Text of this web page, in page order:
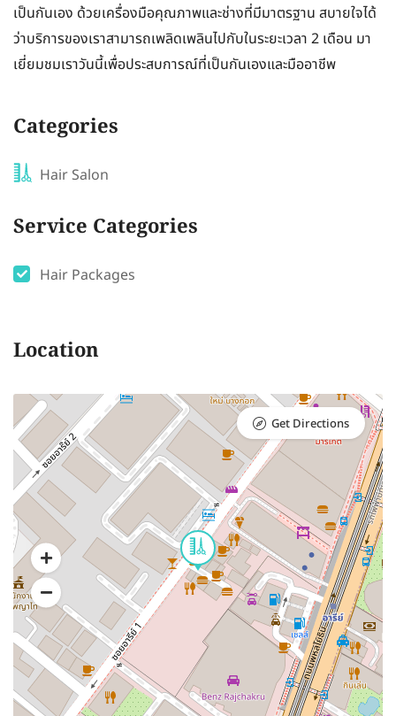
เป็นกันเอง ด้วยเครื่องมือคุณภาพและช่างที่มีมาตรฐาน สบายใจได้
ว่าบริการของเราสามารถเพลิดเพลินไปกับในระยะเวลา 2 เดือน มา
เยี่ยมชมเราวันนี้เพื่อประสบการณ์ที่เป็นกันเองและมืออาชีพ
Categories
Hair Salon
Service Categories
Hair Packages
Location
Get Directions